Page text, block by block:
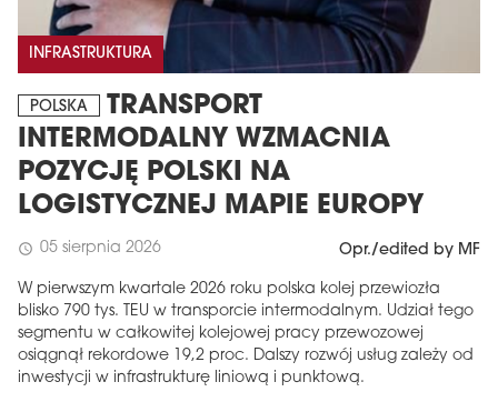
INFRASTRUKTURA
POLSKA
TRANSPORT
INTERMODALNY WZMACNIA
POZYCJĘ POLSKI NA
LOGISTYCZNEJ MAPIE EUROPY
schedule 05 sierpnia 2026 Opr./edited by MF
W pierwszym kwartale 2026 roku polska kolej przewiozła
blisko 790 tys. TEU w transporcie intermodalnym. Udział tego
segmentu w całkowitej kolejowej pracy przewozowej
osiągnął rekordowe 19,2 proc. Dalszy rozwój usług zależy od
inwestycji w infrastrukturę liniową i punktową.